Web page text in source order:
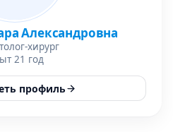
Александровна
хирург
21 год
профиль